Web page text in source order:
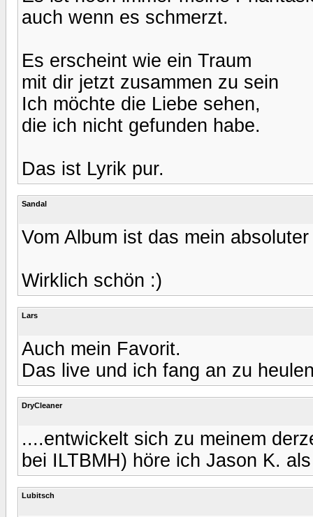
auch wenn es schmerzt.
Es erscheint wie ein Traum
mit dir jetzt zusammen zu sein
Ich möchte die Liebe sehen,
die ich nicht gefunden habe.
Das ist Lyrik pur.
Sandal
Vom Album ist das mein
Wirklich schön :)
Lars
Auch mein Favorit.
Das live und ich fang an zu
DryCleaner
....entwickelt sich zu meinem
bei ILTBMH) höre ich Jason K.
Lubitsch